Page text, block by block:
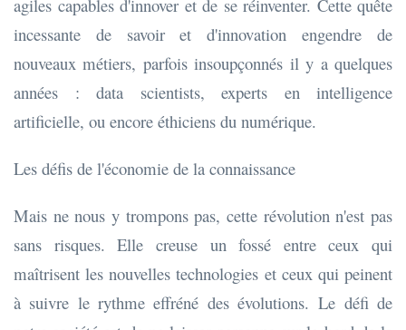
agiles capables d'innover et de se réinventer. Cette quête
incessante de savoir et d'innovation engendre de
nouveaux métiers, parfois insoupçonnés il y a quelques
années : data scientists, experts en intelligence
artificielle, ou encore éthiciens du numérique.
Les défis de l'économie de la connaissance
Mais ne nous y trompons pas, cette révolution n'est pas
sans risques. Elle creuse un fossé entre ceux qui
maîtrisent les nouvelles technologies et ceux qui peinent
à suivre le rythme effréné des évolutions. Le défi de